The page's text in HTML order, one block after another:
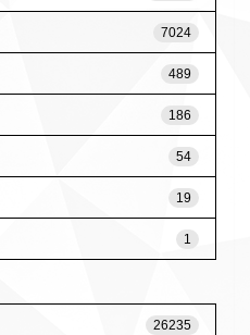
7024
489
186
54
19
1
26235